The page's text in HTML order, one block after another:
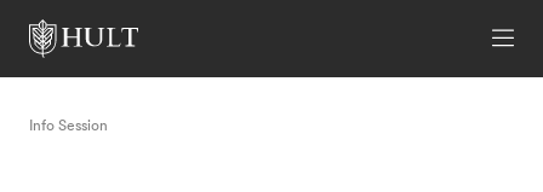
Info Session